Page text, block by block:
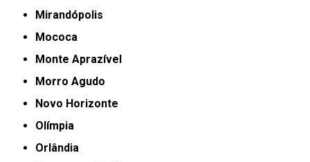
Mirandópolis
Mococa
Monte Aprazível
Morro Agudo
Novo Horizonte
Olímpia
Orlândia